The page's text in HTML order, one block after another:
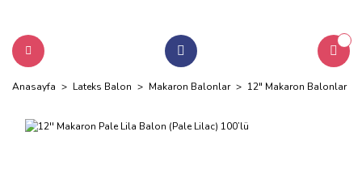
Anasayfa Lateks Balon Makaron Balonlar 12" Makaron Balonlar